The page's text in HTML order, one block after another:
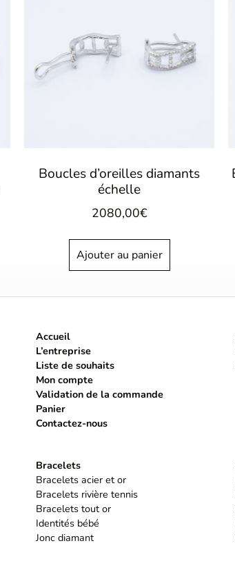
Boucles d’oreilles diamants
échelle
2080,00€
Ajouter au panier
Accueil
L’entreprise
Liste de souhaits
Mon compte
Validation de la commande
Panier
Contactez-nous
Bracelets
Bracelets acier et or
Bracelets rivière tennis
Bracelets tout or
Identités bébé
Jonc diamant